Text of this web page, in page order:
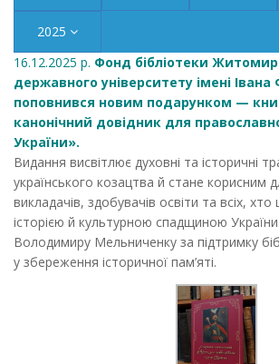
2025
16.12.2025 р. Фонд бібліотеки
державного університету імені Івана
поповнився новим подарунком —
канонічний довідник для
України».
Видання висвітлює духовні та історичні
українського козацтва й стане корисним
викладачів, здобувачів освіти та всіх, хто
історією й культурною спадщиною
Володимиру Мельниченку за підтримку
у збереження історичної пам’яті.